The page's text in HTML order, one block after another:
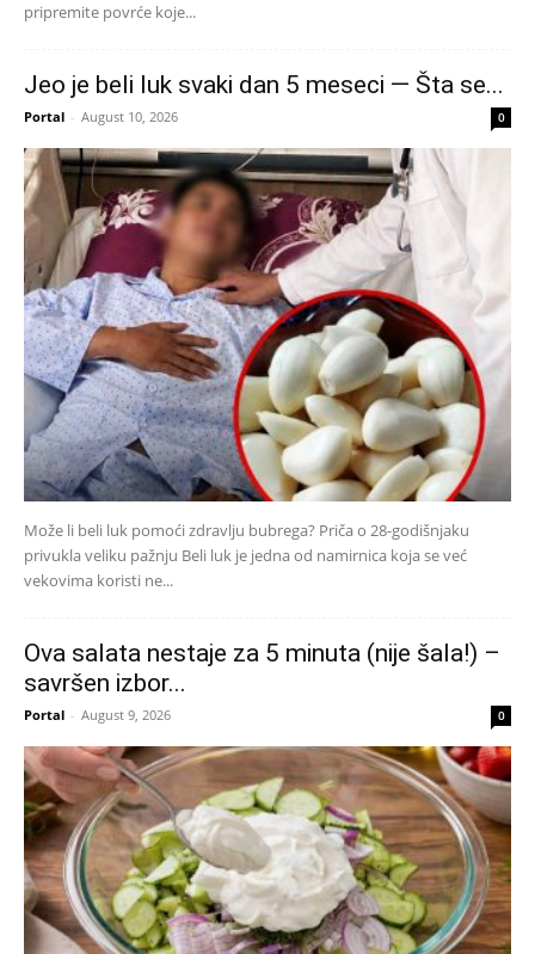
pripremite povrće koje...
Jeo je beli luk svaki dan 5 meseci — Šta se...
Portal - August 10, 2026 0
Može li beli luk pomoći zdravlju bubrega? Priča o 28-godišnjaku
privukla veliku pažnju Beli luk je jedna od namirnica koja se već
vekovima koristi ne...
Ova salata nestaje za 5 minuta (nije šala!) –
savršen izbor...
Portal - August 9, 2026 0